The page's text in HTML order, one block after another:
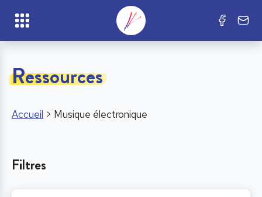
Ressources
Accueil > Musique électronique
Filtres